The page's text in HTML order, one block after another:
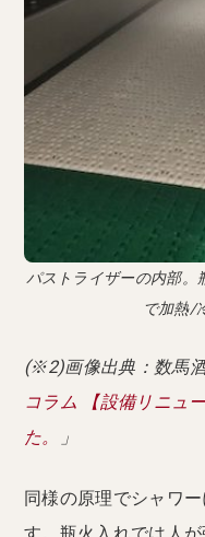
パストライザーの内部
で加熱/
(※2)画像出典：数馬
コラム 【設備リニュ
た。
」
同様の原理でシャワ